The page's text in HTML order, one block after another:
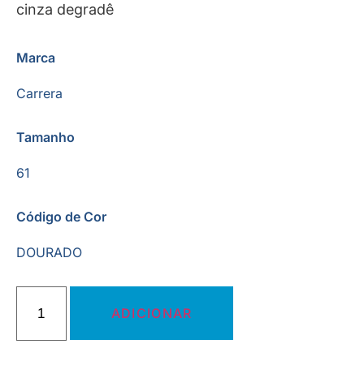
cinza degradê
Marca
Carrera
Tamanho
61
Código de Cor
DOURADO
ADICIONAR